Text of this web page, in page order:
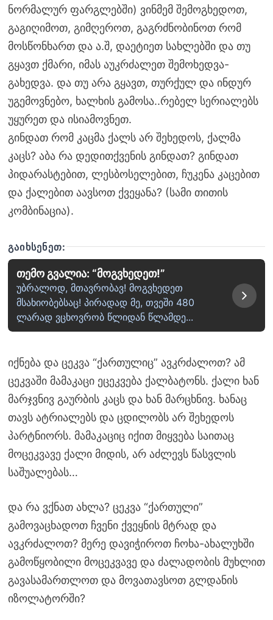
ნორმალურ ფარგლებში) ვინმემ შემოგხედოთ,
გაგიღიმოთ, გიმღეროთ, გაგრძნობინოთ რომ
მოსწონხართ და ა.შ, დაეტიეთ სახლებში და თუ
გყავთ ქმარი, იმას აუკრძალეთ შემოხედვა-
გახედვა. და თუ არა გყავთ, თურქულ და ინდურ
უგემოვნებო, ხალხის გამოსა..რებელ სერიალებს
უყურეთ და ისიამოვნეთ.
გინდათ რომ კაცმა ქალს არ შეხედოს, ქალმა
კაცს? აბა რა დედითქვენის გინდათ? გინდათ
პიდარასტებით, ლესბოსელებით, ჩუკენა კაცებით
და ქალებით აავსოთ ქვეყანა? (სამი თითის
კომბინაცია).
ᲒᲐᲘᲮᲡᲔᲜᲔᲗ:
თემო გვალია: “მოგვხედეთ!”
უბრალოდ, მთავრობავ! მოგვხედეთ
მსახიობებსაც! პირადად მე, თვეში 480
ლარად ვცხოვრობ წლიდან წლამდე...
იქნება და ცეკვა “ქართულიც” ავკრძალოთ? ამ
ცეკვაში მამაკაცი ეცეკვება ქალბატონს. ქალი ხან
მარჯვნივ გაურბის კაცს და ხან მარცხნივ. ხანაც
თავს ატრიალებს და ცდილობს არ შეხედოს
პარტნიორს. მამაკაციც იქით მიყვება საითაც
მოცეკვავე ქალი მიდის, არ აძლევს წასვლის
საშუალებას…
და რა ვქნათ ახლა? ცეკვა “ქართული”
გამოვაცხადოთ ჩვენი ქვეყნის მტრად და
ავკრძალოთ? მერე დავიჭიროთ ჩოხა-ახალუხში
გამოწყობილი მოცეკვავე და ძალადობის მუხლით
გავასამართლოთ და მოვათავსოთ გლდანის
იზოლატორში?